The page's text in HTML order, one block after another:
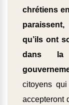
chrétiens
qu’ils ont
dans la
citoyens
accepteront